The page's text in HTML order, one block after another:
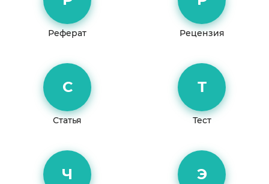
Реферат Рецензия
С
Статья
Т
Тест
Ч Э